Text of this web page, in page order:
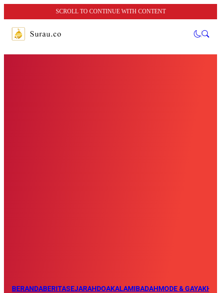
SCROLL TO CONTINUE WITH CONTENT
BERANDABERITASEJARAHDOAKALAMIBADAHMODE & GAYA